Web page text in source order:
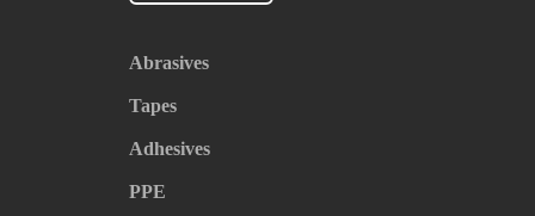
Abrasives
Tapes
Adhesives
PPE